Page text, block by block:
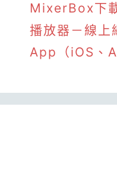
MixerBox下
播放器－線上
App（iOS、